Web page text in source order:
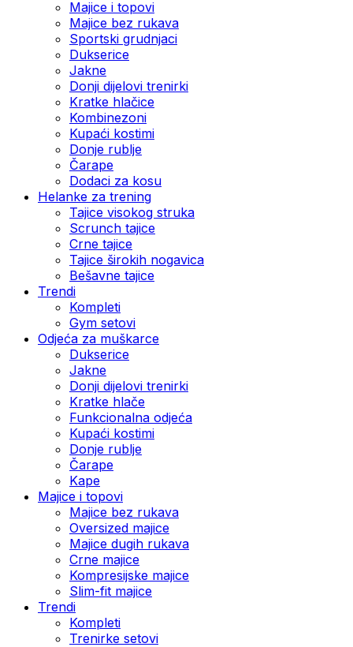
Majice i topovi
Majice bez rukava
Sportski grudnjaci
Dukserice
Jakne
Donji dijelovi trenirki
Kratke hlačice
Kombinezoni
Kupaći kostimi
Donje rublje
Čarape
Dodaci za kosu
Helanke za trening
Tajice visokog struka
Scrunch tajice
Crne tajice
Tajice širokih nogavica
Bešavne tajice
Trendi
Kompleti
Gym setovi
Odjeća za muškarce
Dukserice
Jakne
Donji dijelovi trenirki
Kratke hlače
Funkcionalna odjeća
Kupaći kostimi
Donje rublje
Čarape
Kape
Majice i topovi
Majice bez rukava
Oversized majice
Majice dugih rukava
Crne majice
Kompresijske majice
Slim-fit majice
Trendi
Kompleti
Trenirke setovi